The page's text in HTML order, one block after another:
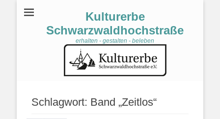
Kulturerbe
Schwarzwaldhochstraße
erhalten - gestalten - beleben
Schlagwort: Band „Zeitlos“